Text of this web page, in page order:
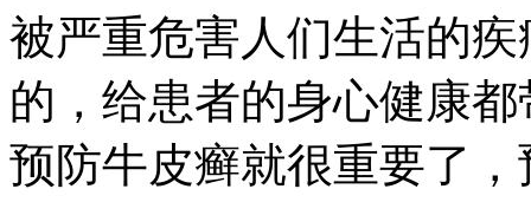
被严重危害人们生活的
的，给患者的身心健康
预防牛皮癣就很重要了